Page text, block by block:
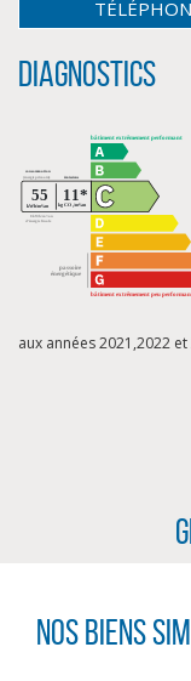
Diagnostics
aux années 2021,2022
Nos biens